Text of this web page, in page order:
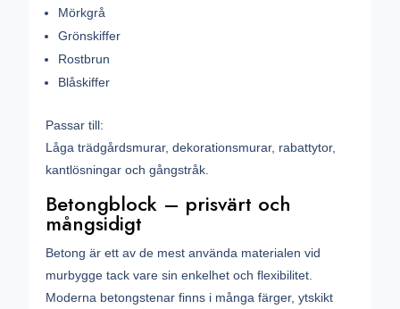
Mörkgrå
Grönskiffer
Rostbrun
Blåskiffer
Passar till:
Låga trädgårdsmurar, dekorationsmurar, rabattytor,
kantlösningar och gångstråk.
Betongblock – prisvärt och
mångsidigt
Betong är ett av de mest använda materialen vid
murbygge tack vare sin enkelhet och flexibilitet.
Moderna betongstenar finns i många färger, ytskikt